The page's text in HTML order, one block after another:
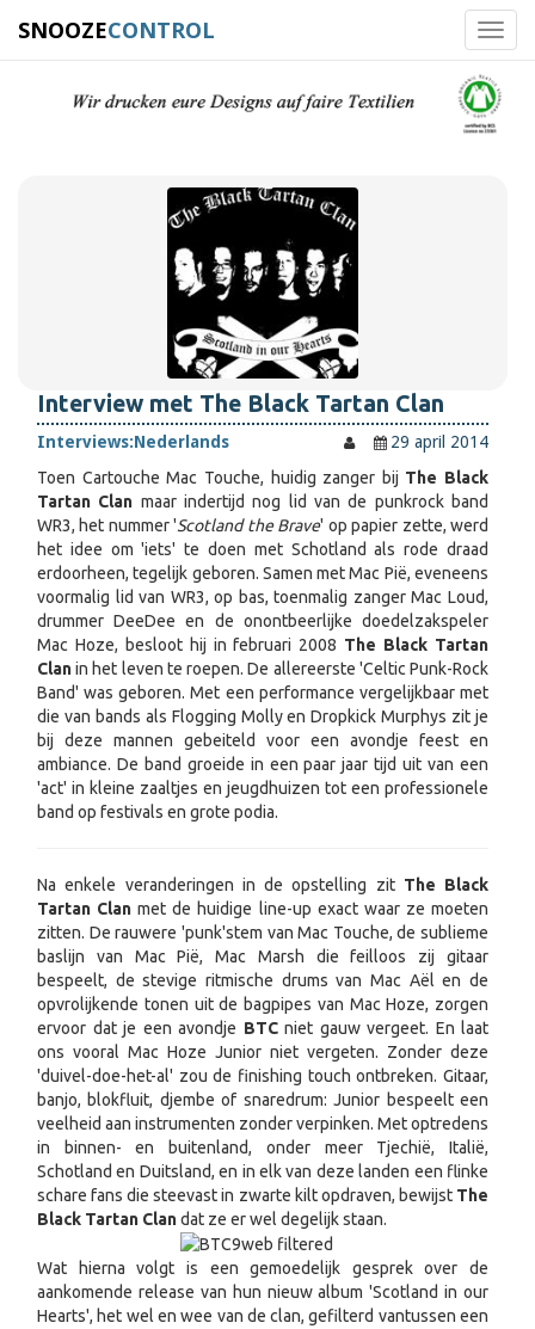
SNOOZECONTROL
Interview met The Black Tartan Clan
Interviews:Nederlands
29 april 2014
Toen Cartouche Mac Touche, huidig zanger bij The Black
Tartan Clan maar indertijd nog lid van de punkrock band
WR3, het nummer 'Scotland the Brave' op papier zette, werd
het idee om 'iets' te doen met Schotland als rode draad
erdoorheen, tegelijk geboren. Samen met Mac Pië, eveneens
voormalig lid van WR3, op bas, toenmalig zanger Mac Loud,
drummer DeeDee en de onontbeerlijke doedelzakspeler
Mac Hoze, besloot hij in februari 2008 The Black Tartan
Clanin het leven te roepen. De allereerste 'Celtic Punk-Rock
Band' was geboren. Met een performance vergelijkbaar met
die van bands als Flogging Molly en Dropkick Murphys zit je
bij deze mannen gebeiteld voor een avondje feest en
ambiance. De band groeide in een paar jaar tijd uit van een
'act' in kleine zaaltjes en jeugdhuizen tot een professionele
band op festivals en grote podia.
Na enkele veranderingen in de opstelling zit The Black
Tartan Clan met de huidige line-up exact waar ze moeten
zitten. De rauwere 'punk'stem van Mac Touche, de sublieme
baslijn van Mac Pië, Mac Marsh die feilloos zij gitaar
bespeelt, de stevige ritmische drums van Mac Aël en de
opvrolijkende tonen uit de bagpipes van Mac Hoze, zorgen
ervoor dat je een avondje BTCniet gauw vergeet. En laat
ons vooral Mac Hoze Junior niet vergeten. Zonder deze
'duivel-doe-het-al' zou de finishing touch ontbreken. Gitaar,
banjo, blokfluit, djembe of snaredrum: Junior bespeelt een
veelheid aan instrumenten zonder verpinken. Met optredens
in binnen- en buitenland, onder meer Tjechië, Italië,
Schotland en Duitsland, en in elk van deze landen een flinke
schare fans die steevast in zwarte kilt opdraven, bewijst The
Black Tartan Clandat ze er wel degelijk staan.
Wat hierna volgt is een gemoedelijk gesprek over de
aankomende release van hun nieuw album 'Scotland in our
Hearts', het wel en wee van de clan, gefilterd vantussen een